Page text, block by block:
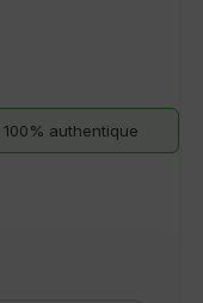
authentique